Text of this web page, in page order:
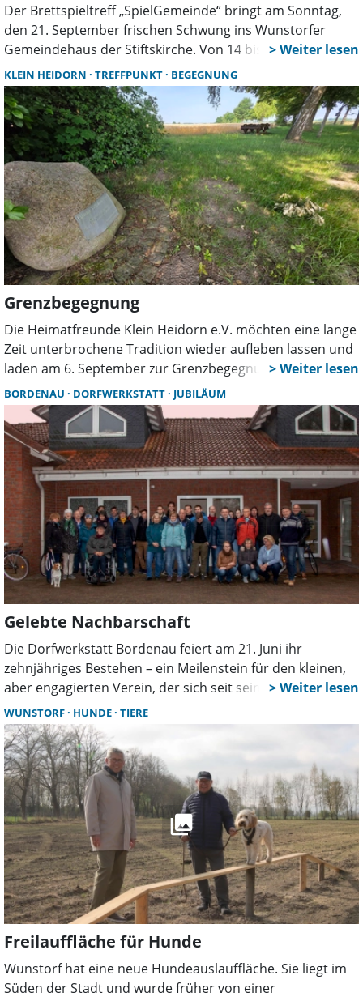
Der Brettspieltreff „SpielGemeinde“ bringt am Sonntag,
den 21. September frischen Schwung ins Wunstorfer
Gemeindehaus der Stiftskirche. Von 14 bis 18 Uhr öffnet
sich dort die Tür für alle, die Lust auf Brett-, Karten- oder
Würfelspiele haben. Anlass ist das deutschlandweite
Spielewochenende „Stadt Land Spielt!“.
KLEIN HEIDORN TREFFPUNKT BEGEGNUNG
Grenzbegegnung
Die Heimatfreunde Klein Heidorn e.V. möchten eine lange
Zeit unterbrochene Tradition wieder aufleben lassen und
laden am 6. September zur Grenzbegegnung mit den
Nachbarn aus Großenheidorn ein. Die Veranstaltung soll
nicht nur an frühere Zusammenkünfte erinnern, sondern
auch das Miteinander der beiden Ortsteile stärken.
BORDENAU DORFWERKSTATT JUBILÄUM
Gelebte Nachbarschaft
Die Dorfwerkstatt Bordenau feiert am 21. Juni ihr
zehnjähriges Bestehen – ein Meilenstein für den kleinen,
aber engagierten Verein, der sich seit seiner Gründung
als lebendiger Treffpunkt für Jung und Alt etabliert hat.
Gefeiert wird am Standort der Werkstatt im Birkenweg 3 A
mit einem bunten Programm für die ganze Familie.
WUNSTORF HUNDE TIERE
Freilauffläche für Hunde
Wunstorf hat eine neue Hundeauslauffläche. Sie liegt im
Süden der Stadt und wurde früher von einer